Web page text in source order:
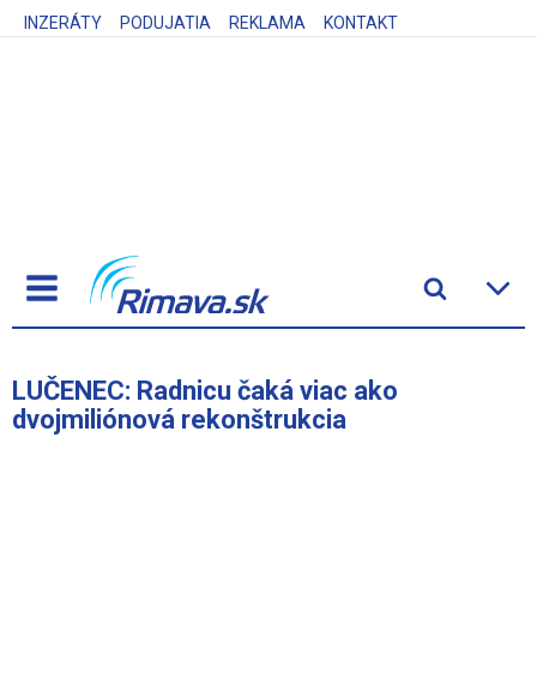
INZERÁTY PODUJATIA REKLAMA KONTAKT
LUČENEC: Radnicu čaká viac ako
dvojmiliónová rekonštrukcia